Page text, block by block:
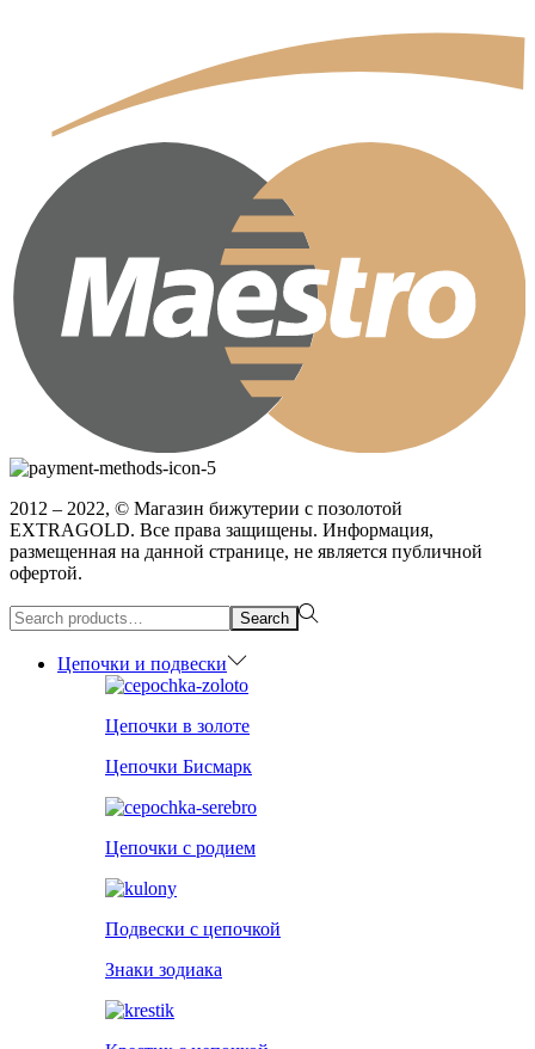
2012 – 2022, © Магазин бижутерии с позолотой
EXTRAGOLD. Все права защищены. Информация,
размещенная на данной странице, не является публичной
офертой.
Search
for:>
Search
Цепочки и подвески
Цепочки в золоте
Цепочки Бисмарк
Цепочки с родием
Подвески с цепочкой
Знаки зодиака